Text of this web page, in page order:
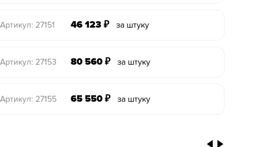
Артикул: 27151 46 123 ₽ за штуку
Артикул: 27153 80 560 ₽ за штуку
Артикул: 27155 65 550 ₽ за штуку